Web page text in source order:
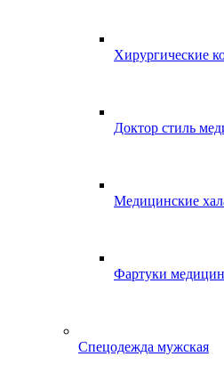
Хирургические
Доктор стиль
Медицинские
Фартуки
Спецодежда мужская